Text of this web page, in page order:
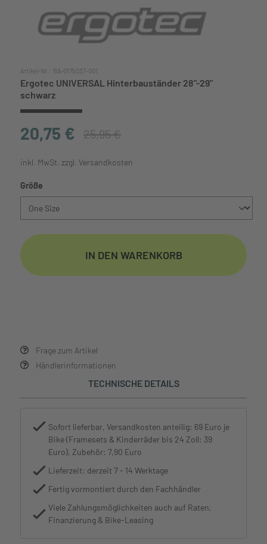
Artikel-Nr.: BA-0175037-001
Ergotec UNIVERSAL Hinterbauständer 28"-29"
schwarz
20,75 € 25,95 €
inkl. MwSt. zzgl. Versandkosten
Frage zum Artikel
Händlerinformationen
Größe
IN DEN WARENKORB
TECHNISCHE DETAILS
Sofort lieferbar, Versandkosten anteilig: 69 Euro je
Bike (Framesets & Kinderräder bis 24 Zoll: 39
Euro), Zubehör: 7,90 Euro
Lieferzeit: derzeit 7 - 14 Werktage
Fertig vormontiert durch den Fachhändler
Viele Zahlungsmöglichkeiten auch auf Raten,
Finanzierung & Bike-Leasing